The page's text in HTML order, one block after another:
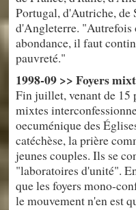
Portugal, d'Autriche, de
d'Angleterre. "Autrefois
abondance, il faut
pauvreté."
1998-09 >> Foyers
Fin juillet, venant de 15
mixtes
oecuménique des
catéchèse, la prière
jeunes couples. Ils se
"laboratoires d'unité".
que les foyers mono-
le mouvement n'en est